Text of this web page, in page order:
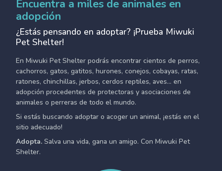
Encuentra a miles de animales en
adopción
¿Estás pensando en adoptar? ¡Prueba Miwuki
Pet Shelter!
En Miwuki Pet Shelter podrás encontrar cientos de perros,
cachorros, gatos, gatitos, hurones, conejos, cobayas, ratas,
ratones, chinchillas, jerbos, cerdos reptiles, aves... en
adopción procedentes de protectoras y asociaciones de
animales o perreras de todo el mundo.
Si estás buscando adoptar o acoger un animal, ¡estás en el
sitio adecuado!
Adopta. Salva una vida, gana un amigo. Con Miwuki Pet
Shelter.